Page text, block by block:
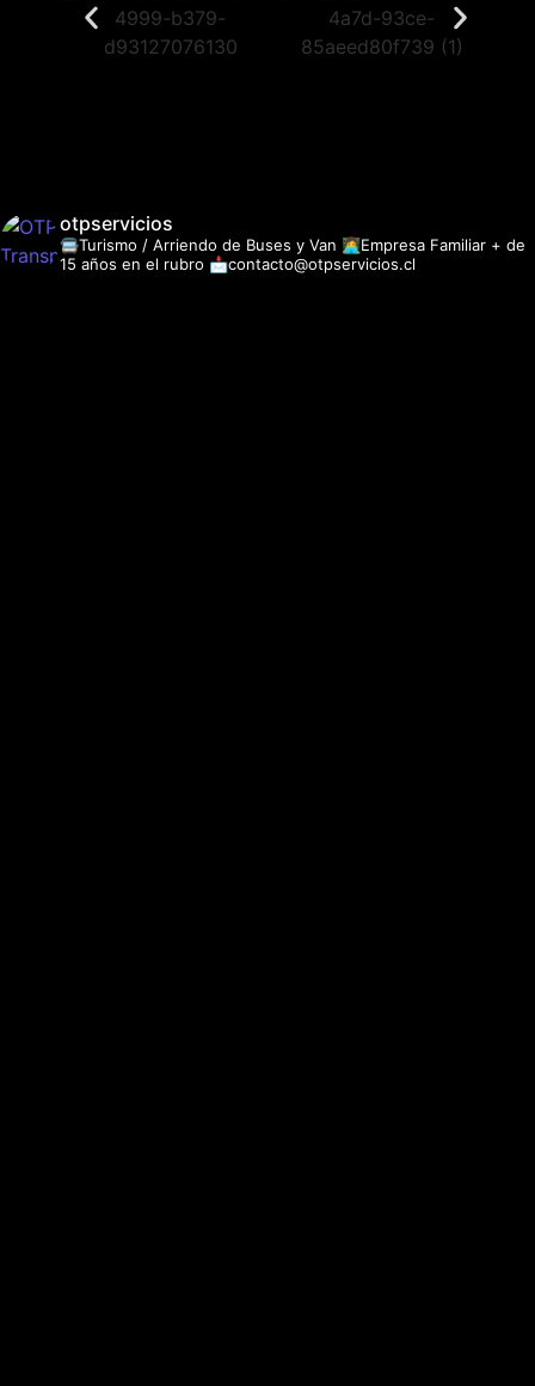
otpservicios
🚍Turismo / Arriendo de Buses y Van 👩‍💻Empresa Familiar + de
15 años en el rubro 📩contacto@otpservicios.cl